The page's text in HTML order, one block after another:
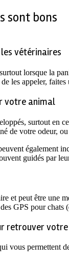
sont bons
vétérinaires
lorsque la
les appeler,
votre animal
surtout en
de votre odeur,
également
guidés par
et peut être une
GPS pour
retrouver
vous permettent